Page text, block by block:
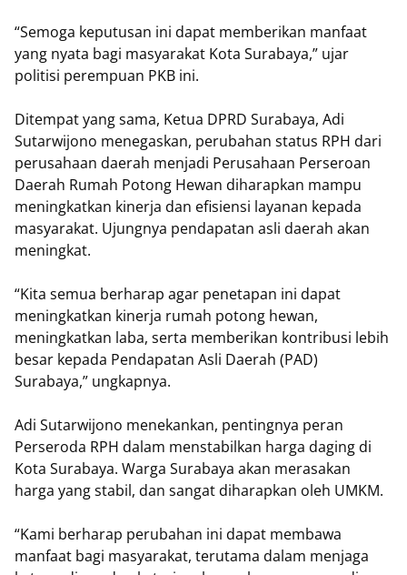
“Semoga keputusan ini dapat memberikan manfaat
yang nyata bagi masyarakat Kota Surabaya,” ujar
politisi perempuan PKB ini.
Ditempat yang sama, Ketua DPRD Surabaya, Adi
Sutarwijono menegaskan, perubahan status RPH dari
perusahaan daerah menjadi Perusahaan Perseroan
Daerah Rumah Potong Hewan diharapkan mampu
meningkatkan kinerja dan efisiensi layanan kepada
masyarakat. Ujungnya pendapatan asli daerah akan
meningkat.
“Kita semua berharap agar penetapan ini dapat
meningkatkan kinerja rumah potong hewan,
meningkatkan laba, serta memberikan kontribusi lebih
besar kepada Pendapatan Asli Daerah (PAD)
Surabaya,” ungkapnya.
Adi Sutarwijono menekankan, pentingnya peran
Perseroda RPH dalam menstabilkan harga daging di
Kota Surabaya. Warga Surabaya akan merasakan
harga yang stabil, dan sangat diharapkan oleh UMKM.
“Kami berharap perubahan ini dapat membawa
manfaat bagi masyarakat, terutama dalam menjaga